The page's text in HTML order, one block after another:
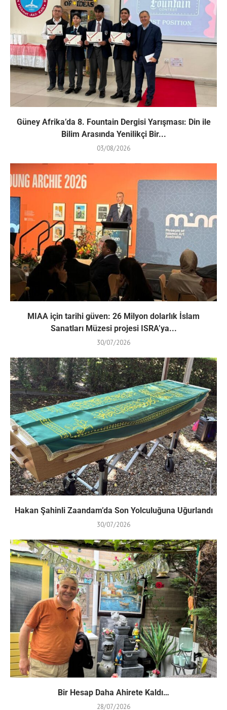
Güney Afrika’da 8. Fountain Dergisi Yarışması: Din ile
Bilim Arasında Yenilikçi Bir...
03/08/2026
MIAA için tarihi güven: 26 Milyon dolarlık İslam
Sanatları Müzesi projesi ISRA’ya...
30/07/2026
Hakan Şahinli Zaandam’da Son Yolculuğuna Uğurlandı
30/07/2026
Bir Hesap Daha Ahirete Kaldı…
28/07/2026